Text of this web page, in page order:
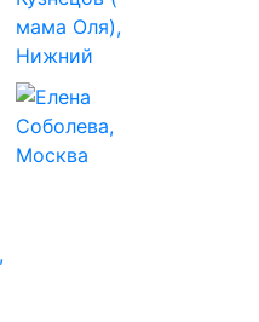
диабета. Всё
целей в
всем,исходя из
знаний по диабету.